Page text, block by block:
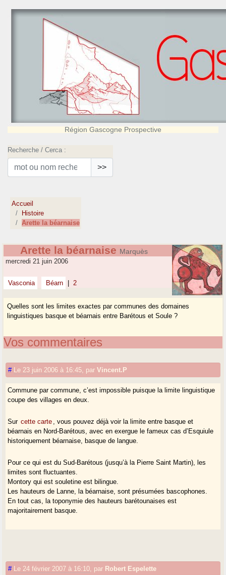
Région Gascogne Prospective
Recherche / Cerca :
>>
Accueil
Histoire
Arette la béarnaise
Arette la béarnaise Marquès
mercredi 21 juin 2006
Vasconia Béarn 2
Quelles sont les limites exactes par communes des domaines
linguistiques basque et béarnais entre Barétous et Soule ?
Vos commentaires
# Le 23 juin 2006 à 16:45 parVincent.P
Commune par commune, c’est impossible puisque la limite linguistique
coupe des villages en deux.
Sur cette carte
, vous pouvez déjà voir la limite entre basque et
béarnais en Nord-Barétous, avec en exergue le fameux cas d’Esquiule
historiquement béarnaise, basque de langue.
Pour ce qui est du Sud-Barétous (jusqu’à la Pierre Saint Martin), les
limites sont fluctuantes.
Montory qui est souletine est bilingue.
Les hauteurs de Lanne, la béarnaise, sont présumées bascophones.
En tout cas, la toponymie des hauteurs barétounaises est
majoritairement basque.
# Le 24 février 2007 à 16:10 par Robert Espelette